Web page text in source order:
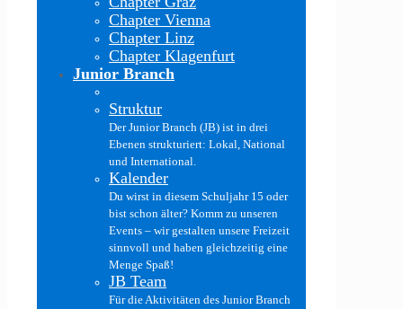
Chapter Vienna
Chapter Linz
Chapter Klagenfurt
Junior Branch
Struktur
Der Junior Branch (JB) ist in drei
Ebenen strukturiert: Lokal, National
und International.
Kalender
Du wirst in diesem Schuljahr 15 oder
bist schon älter? Komm zu unseren
Events – wir gestalten unsere Freizeit
sinnvoll und haben gleichzeitig eine
Menge Spaß!
JB Team
Für die Aktivitäten des Junior Branch